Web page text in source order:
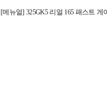
[메뉴얼] 325GK5 리얼 165 패스트 게